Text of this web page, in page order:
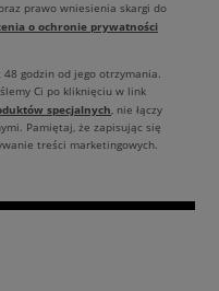
prawo wniesienia skargi do
o ochronie prywatności
godzin od jego otrzymania.
Ci po kliknięciu w link
specjalnych, nie łączy
Pamiętaj, że zapisując się
treści marketingowych.